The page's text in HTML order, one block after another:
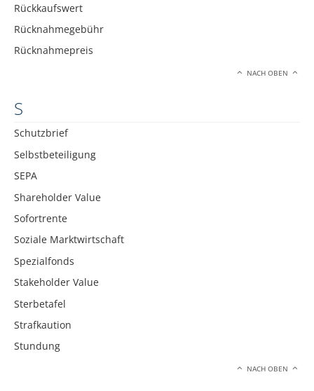
Rückkaufswert
Rücknahmegebühr
Rücknahmepreis
NACH OBEN
S
Schutzbrief
Selbstbeteiligung
SEPA
Shareholder Value
Sofortrente
Soziale Marktwirtschaft
Spezialfonds
Stakeholder Value
Sterbetafel
Strafkaution
Stundung
NACH OBEN